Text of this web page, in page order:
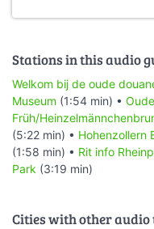
Stations in this audio
Welkom bij de oude
Museum (1:54 min) •
Früh/
(5:22 min) • Hohenzollern
(1:58 min) • Rit info
Park (3:19 min)
Cities with other